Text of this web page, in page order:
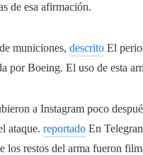
de esa afirmación.
municiones, descrito El
por Boeing. El uso de esta
a Instagram poco
ataque. reportado En
los restos del arma fueron